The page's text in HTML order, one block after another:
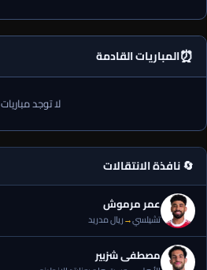
⏰المباريات القادمة
لا توجد مباريات
🔄 نافذة الانتقالات
عمر مرموش
تشيلسي→ريال مدريد
مصطفى شزبير